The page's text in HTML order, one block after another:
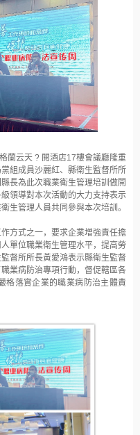
蘭云天 ? 閱酒店17樓會議廳隆重
組成員沙麗紅、縣衛生監督所所
長為此次職業衛生管理培訓做開
領導對本次活動的大力支持表示
生管理人員共同參與本次培訓。
方式之一，要求企業增強責任擔
單位職業衛生管理水平，提高勞
督所所長黃愛鴻表示縣衛生監督
業病防治專項行動，督促轄區各
格落實企業的職業病防治主體責